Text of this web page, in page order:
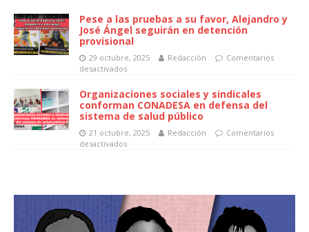
Pese a las pruebas a su favor, Alejandro y
José Ángel seguirán en detención
provisional
29 octubre, 2025 Redacción
Comentarios
desactivados
Organizaciones sociales y sindicales
conforman CONADESA en defensa del
sistema de salud público
21 octubre, 2025 Redacción
Comentarios
desactivados